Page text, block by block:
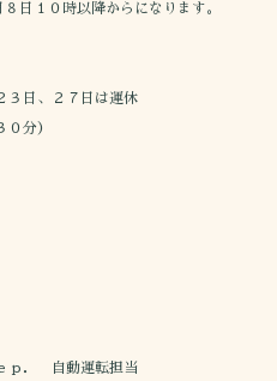
日１０時以降からになります。
日、２７日は運休
分）
ｐ． 自動運転担当